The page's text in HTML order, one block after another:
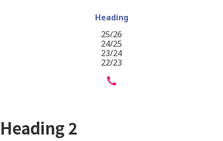
Heading
Heading 2
25/26
24/25
23/24
22/23